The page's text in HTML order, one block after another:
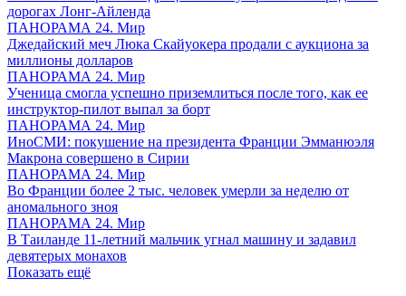
дорогах Лонг-Айленда
ПАНОРАМА 24. Мир
Джедайский меч Люка Скайуокера продали с аукциона за
миллионы долларов
ПАНОРАМА 24. Мир
Ученица смогла успешно приземлиться после того, как ее
инструктор-пилот выпал за борт
ПАНОРАМА 24. Мир
ИноСМИ: покушение на президента Франции Эмманюэля
Макрона совершено в Сирии
ПАНОРАМА 24. Мир
Во Франции более 2 тыс. человек умерли за неделю от
аномального зноя
ПАНОРАМА 24. Мир
В Таиланде 11-летний мальчик угнал машину и задавил
девятерых монахов
Показать ещё